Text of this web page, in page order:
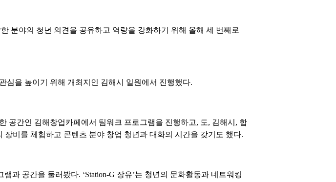
분야의 청년 의견을 공유하고 역량을 강화하기 위해 올해 세 번째로
심을 높이기 위해 개최지인 김해시 일원에서 진행했다.
공간인 김해창업카페에서 팀워크 프로그램을 진행하고, 도, 김해시, 합
비를 체험하고 콘텐츠 분야 창업 청년과 대화의 시간을 갖기도 했다.
과 공간을 둘러봤다. ‘Station-G 장유’는 청년의 문화활동과 네트워킹